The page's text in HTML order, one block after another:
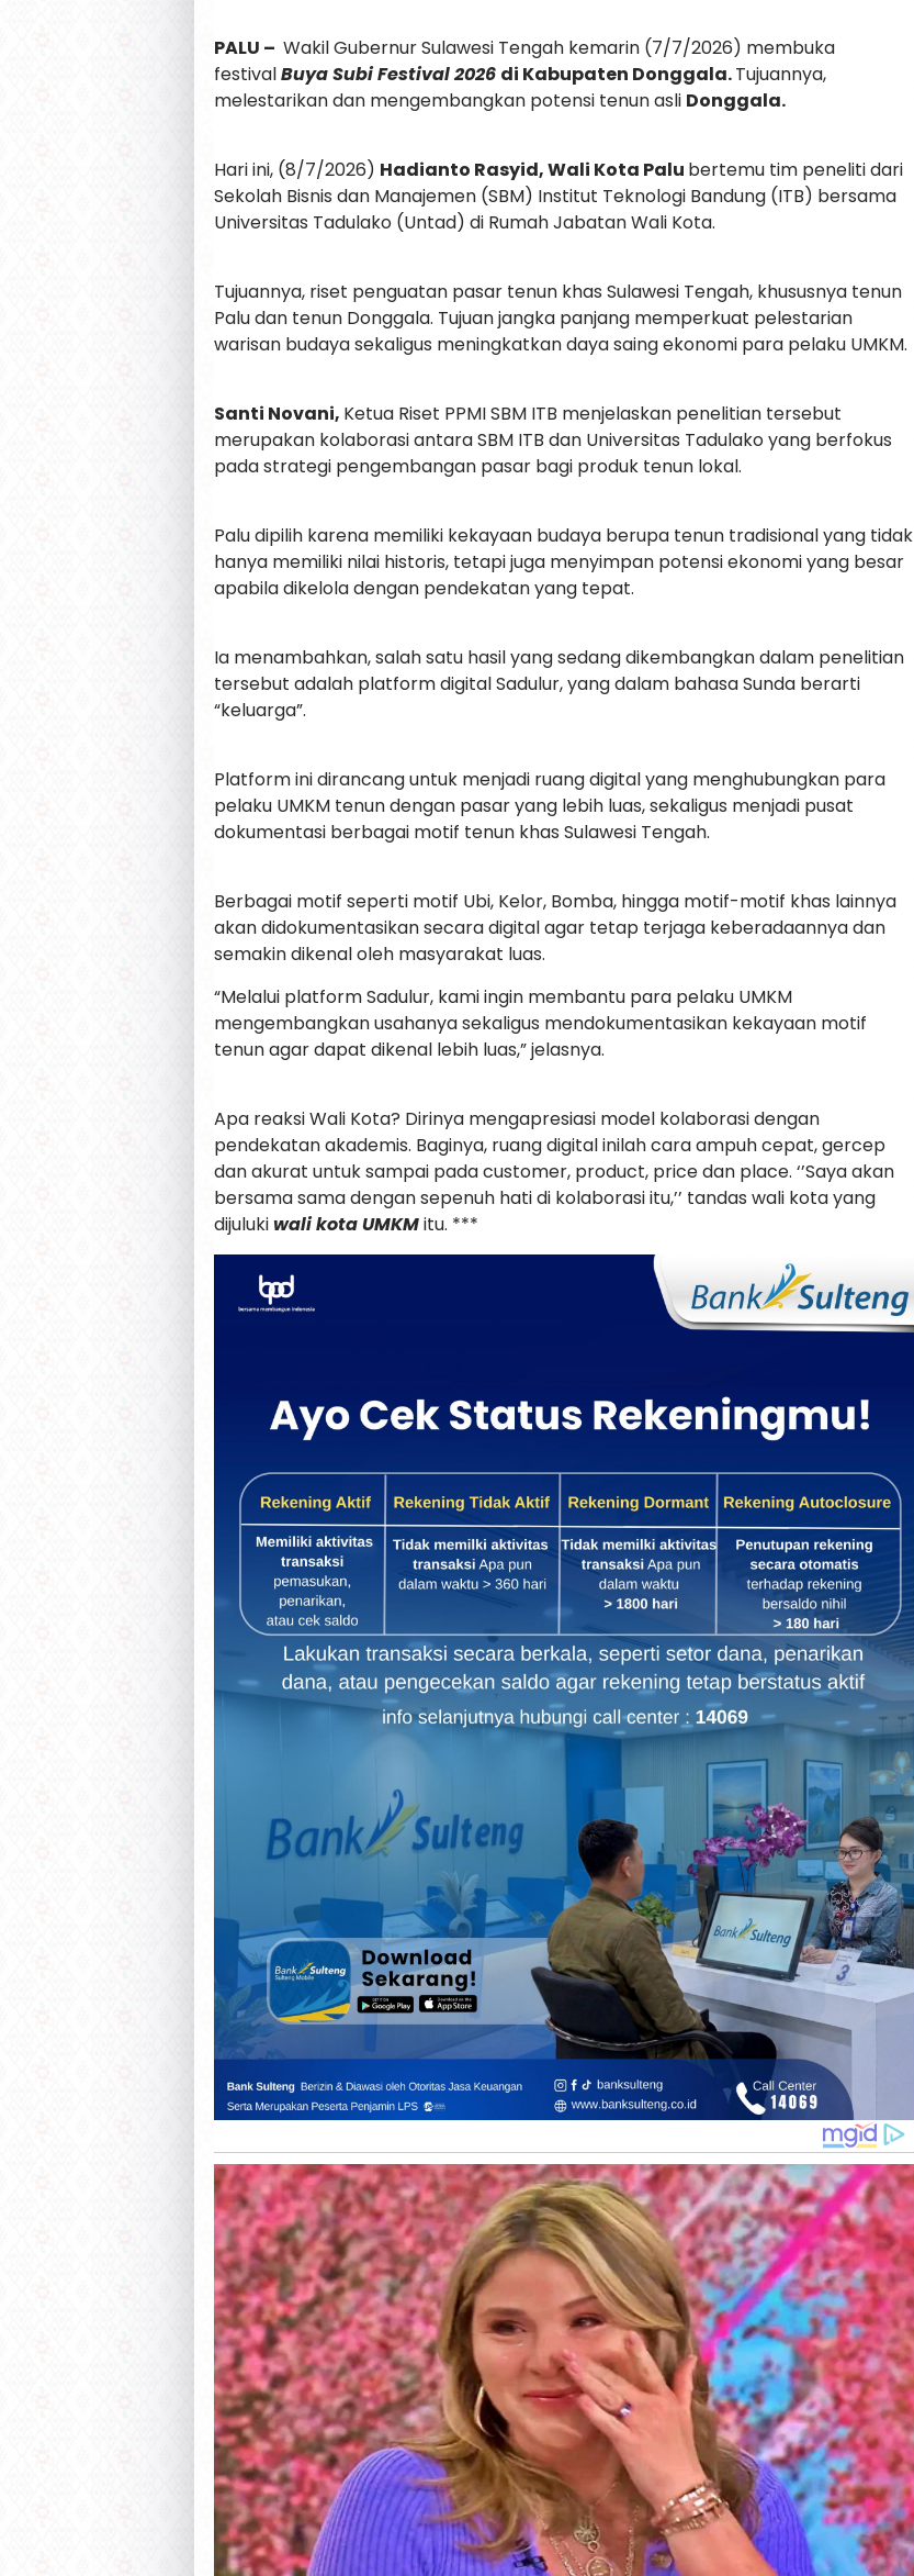
PALU – Wakil Gubernur Sulawesi Tengah kemarin (7/7/2026) membuka
festivalBuya Subi Festival 2026 di Kabupaten Donggala.Tujuannya,
melestarikan dan mengembangkan potensi tenun asli Donggala.
Hari ini, (8/7/2026) Hadianto Rasyid, Wali Kota Palu bertemu tim peneliti dari
Sekolah Bisnis dan Manajemen (SBM) Institut Teknologi Bandung (ITB) bersama
Universitas Tadulako (Untad) di Rumah Jabatan Wali Kota.
Tujuannya, riset penguatan pasar tenun khas Sulawesi Tengah, khususnya tenun
Palu dan tenun Donggala. Tujuan jangka panjang memperkuat pelestarian
warisan budaya sekaligus meningkatkan daya saing ekonomi para pelaku UMKM.
Santi Novani, Ketua Riset PPMI SBM ITB menjelaskan penelitian tersebut
merupakan kolaborasi antara SBM ITB dan Universitas Tadulako yang berfokus
pada strategi pengembangan pasar bagi produk tenun lokal.
Palu dipilih karena memiliki kekayaan budaya berupa tenun tradisional yang tidak
hanya memiliki nilai historis, tetapi juga menyimpan potensi ekonomi yang besar
apabila dikelola dengan pendekatan yang tepat.
Ia menambahkan, salah satu hasil yang sedang dikembangkan dalam penelitian
tersebut adalah platform digital Sadulur, yang dalam bahasa Sunda berarti
“keluarga”.
Platform ini dirancang untuk menjadi ruang digital yang menghubungkan para
pelaku UMKM tenun dengan pasar yang lebih luas, sekaligus menjadi pusat
dokumentasi berbagai motif tenun khas Sulawesi Tengah.
Berbagai motif seperti motif Ubi, Kelor, Bomba, hingga motif-motif khas lainnya
akan didokumentasikan secara digital agar tetap terjaga keberadaannya dan
semakin dikenal oleh masyarakat luas.
“Melalui platform Sadulur, kami ingin membantu para pelaku UMKM
mengembangkan usahanya sekaligus mendokumentasikan kekayaan motif
tenun agar dapat dikenal lebih luas,” jelasnya.
Apa reaksi Wali Kota? Dirinya mengapresiasi model kolaborasi dengan
pendekatan akademis. Baginya, ruang digital inilah cara ampuh cepat, gercep
dan akurat untuk sampai pada customer, product, price dan place. ‘’Saya akan
bersama sama dengan sepenuh hati di kolaborasi itu,’’ tandas wali kota yang
dijulukiwali kota UMKMitu. ***